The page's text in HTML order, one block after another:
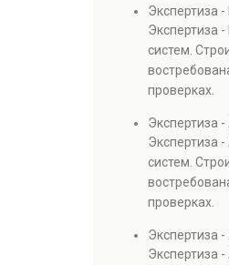
Экспертиза -
Экспертиза
систем.
проверках.
Экспертиза -
Экспертиза
систем.
проверках.
Экспертиза
Экспертиза